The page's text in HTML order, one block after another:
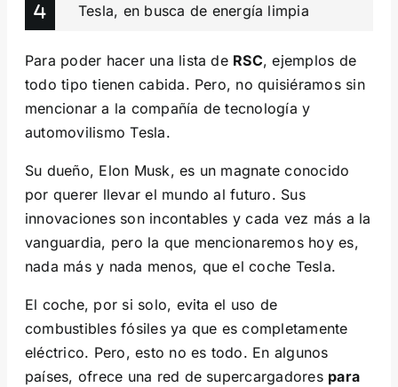
Tesla, en busca de energía limpia
Para poder hacer una lista de RSC, ejemplos de
todo tipo tienen cabida. Pero, no quisiéramos sin
mencionar a la compañía de tecnología y
automovilismo Tesla.
Su dueño, Elon Musk, es un magnate conocido
por querer llevar el mundo al futuro. Sus
innovaciones son incontables y cada vez más a la
vanguardia, pero la que mencionaremos hoy es,
nada más y nada menos, que el coche Tesla.
El coche, por si solo, evita el uso de
combustibles fósiles ya que es completamente
eléctrico. Pero, esto no es todo. En algunos
países, ofrece una red de supercargadores para